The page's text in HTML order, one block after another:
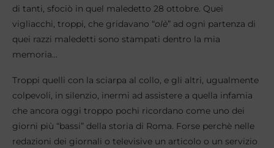
di tanti, sfociò in quel maledetto 28 ottobre. Quei
vigliacchi, troppi, che gridavano “olè” ad ogni partenza di
quei razzi maledetti sono stampati dentro la mia
memoria…
Troppi quelli con la sciarpa al collo, e gli altri, ugualmente
colpevoli, in silenzio, inermi ad assistere a quella infamia
che ancora oggi troppo pochi ricordano come uno dei
giorni più “bassi” della storia di Roma. Forse perchè nelle
redazioni dei giornali o televisive un articolo o un servizio